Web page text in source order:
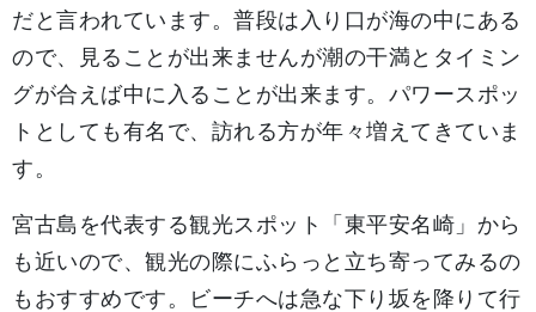
だと言われています。普段は入り口が海の中にある
ので、見ることが出来ませんが潮の干満とタイミン
グが合えば中に入ることが出来ます。パワースポッ
トとしても有名で、訪れる方が年々増えてきていま
す。
宮古島を代表する観光スポット「東平安名崎」から
も近いので、観光の際にふらっと立ち寄ってみるの
もおすすめです。ビーチへは急な下り坂を降りて行